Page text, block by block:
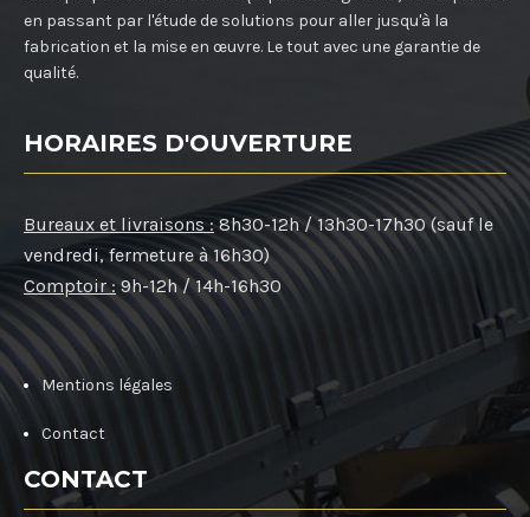
en passant par l'étude de solutions pour aller jusqu'à la
fabrication et la mise en œuvre. Le tout avec une garantie de
qualité.
HORAIRES D'OUVERTURE
Bureaux et livraisons : 8h30-12h / 13h30-17h30 (sauf le
vendredi, fermeture à 16h30)
Comptoir : 9h-12h / 14h-16h30
Mentions légales
Contact
CONTACT